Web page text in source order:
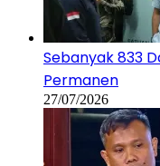
Sebanyak 833
Permanen
27/07/2026